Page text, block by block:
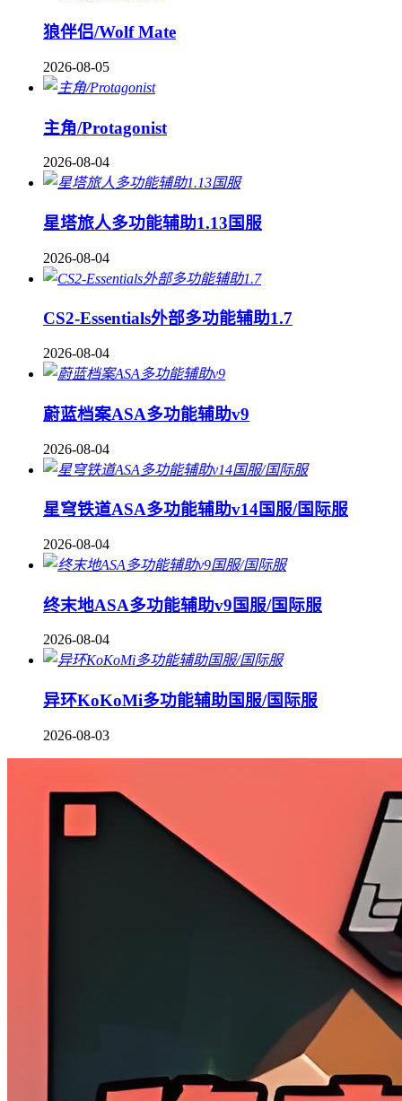
狼伴侣/Wolf Mate
2026-08-05
主角/Protagonist
2026-08-04
星塔旅人多功能辅助1.13国服
2026-08-04
CS2-Essentials外部多功能辅助1.7
2026-08-04
蔚蓝档案ASA多功能辅助v9
2026-08-04
星穹铁道ASA多功能辅助v14国服/国际服
2026-08-04
终末地ASA多功能辅助v9国服/国际服
2026-08-04
异环KoKoMi多功能辅助国服/国际服
2026-08-03